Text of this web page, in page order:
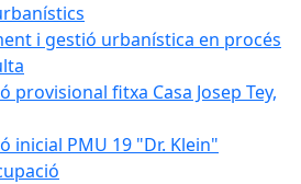
i gestió urbanística en procés
provisional fitxa Casa Josep Tey,
inicial PMU 19 "Dr. Klein"